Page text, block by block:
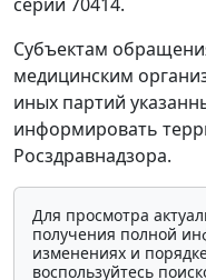
серии 70414.
Субъектам
медицинским
иных партий
информировать
Росздравнадзора.
Для просмотра
получения полной
изменениях и
воспользуйтесь